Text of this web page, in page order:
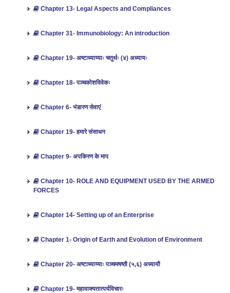
Chapter 13- Legal Aspects and Compliances
Chapter 31- Immunobiology: An introduction
Chapter 19- अष्टाध्याय्याः चतुर्थः (४) अध्यायः
Chapter 18- पञ्चकोशविवेकः
Chapter 6- भंडारण सेवाएं
Chapter 19- हमारे संसाधन
Chapter 9- अपकिरण के माप
Chapter 10- ROLE AND EQUIPMENT USED BY THE ARMED
FORCES
Chapter 14- Setting up of an Enterprise
Chapter 1- Origin of Earth and Evolution of Environment
Chapter 20- अष्टाध्याय्याः पञ्चमषष्ठौ (५,६) अध्यायौ
Chapter 19- महावाक्यतात्पर्यविचारः